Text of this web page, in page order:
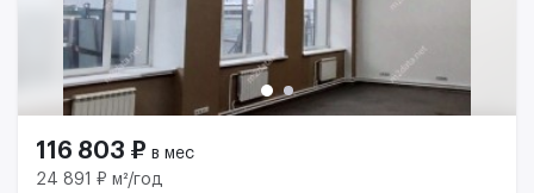
116 803 ₽ в мес
24 891 ₽ м²/год